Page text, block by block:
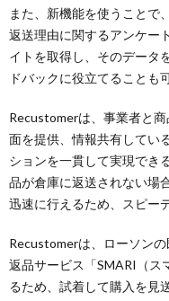
また、新機能を使うことで
返送理由に関するアンケー
イトを取得し、そのデータ
ドバックに役立てることも
Recustomerは、事業者と
面を提供、情報共有してい
ションを一貫して実現でき
品が倉庫に返送されない場
迅速に行えるため、スピー
Recustomerは、ローソン
返品サービス「SMARI（ス
るため、試着して購入を見